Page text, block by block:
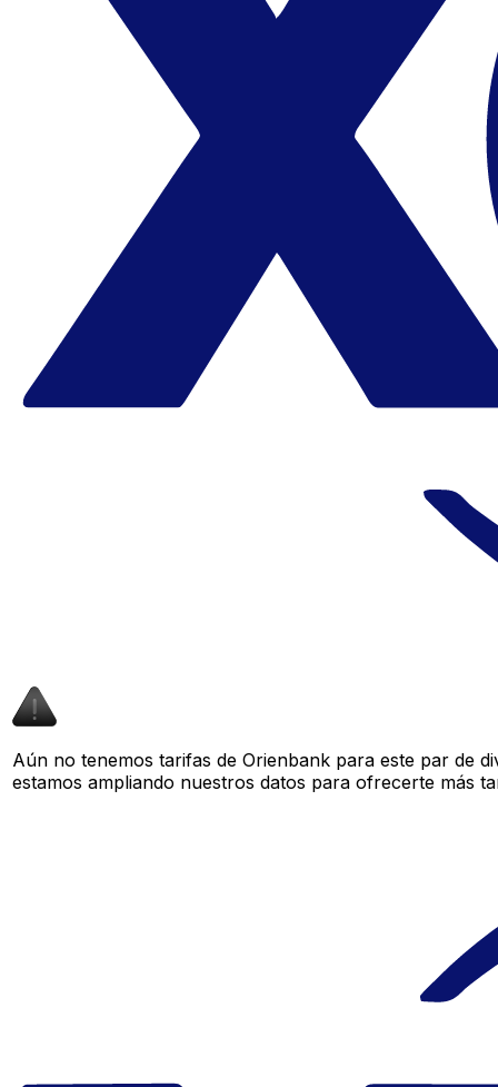
Aún no tenemos tarifas de Orienbank para este par de
estamos ampliando nuestros datos para ofrecerte más